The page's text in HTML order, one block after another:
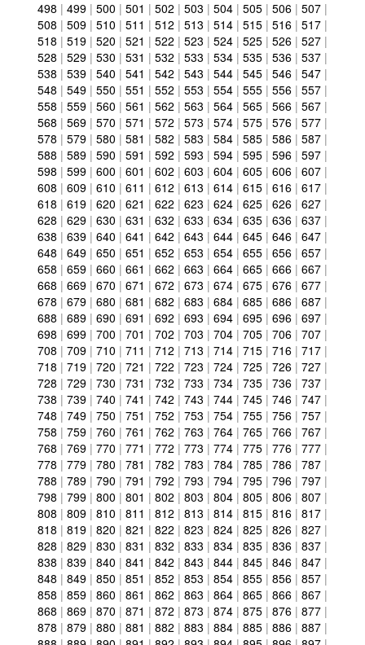
498 | 499 | 500 | 501 | 502 | 503 | 504 | 505 | 506 | 507 |
508 | 509 | 510 | 511 | 512 | 513 | 514 | 515 | 516 | 517 |
518 | 519 | 520 | 521 | 522 | 523 | 524 | 525 | 526 | 527 |
528 | 529 | 530 | 531 | 532 | 533 | 534 | 535 | 536 | 537 |
538 | 539 | 540 | 541 | 542 | 543 | 544 | 545 | 546 | 547 |
548 | 549 | 550 | 551 | 552 | 553 | 554 | 555 | 556 | 557 |
558 | 559 | 560 | 561 | 562 | 563 | 564 | 565 | 566 | 567 |
568 | 569 | 570 | 571 | 572 | 573 | 574 | 575 | 576 | 577 |
578 | 579 | 580 | 581 | 582 | 583 | 584 | 585 | 586 | 587 |
588 | 589 | 590 | 591 | 592 | 593 | 594 | 595 | 596 | 597 |
598 | 599 | 600 | 601 | 602 | 603 | 604 | 605 | 606 | 607 |
608 | 609 | 610 | 611 | 612 | 613 | 614 | 615 | 616 | 617 |
618 | 619 | 620 | 621 | 622 | 623 | 624 | 625 | 626 | 627 |
628 | 629 | 630 | 631 | 632 | 633 | 634 | 635 | 636 | 637 |
638 | 639 | 640 | 641 | 642 | 643 | 644 | 645 | 646 | 647 |
648 | 649 | 650 | 651 | 652 | 653 | 654 | 655 | 656 | 657 |
658 | 659 | 660 | 661 | 662 | 663 | 664 | 665 | 666 | 667 |
668 | 669 | 670 | 671 | 672 | 673 | 674 | 675 | 676 | 677 |
678 | 679 | 680 | 681 | 682 | 683 | 684 | 685 | 686 | 687 |
688 | 689 | 690 | 691 | 692 | 693 | 694 | 695 | 696 | 697 |
698 | 699 | 700 | 701 | 702 | 703 | 704 | 705 | 706 | 707 |
708 | 709 | 710 | 711 | 712 | 713 | 714 | 715 | 716 | 717 |
718 | 719 | 720 | 721 | 722 | 723 | 724 | 725 | 726 | 727 |
728 | 729 | 730 | 731 | 732 | 733 | 734 | 735 | 736 | 737 |
738 | 739 | 740 | 741 | 742 | 743 | 744 | 745 | 746 | 747 |
748 | 749 | 750 | 751 | 752 | 753 | 754 | 755 | 756 | 757 |
758 | 759 | 760 | 761 | 762 | 763 | 764 | 765 | 766 | 767 |
768 | 769 | 770 | 771 | 772 | 773 | 774 | 775 | 776 | 777 |
778 | 779 | 780 | 781 | 782 | 783 | 784 | 785 | 786 | 787 |
788 | 789 | 790 | 791 | 792 | 793 | 794 | 795 | 796 | 797 |
798 | 799 | 800 | 801 | 802 | 803 | 804 | 805 | 806 | 807 |
808 | 809 | 810 | 811 | 812 | 813 | 814 | 815 | 816 | 817 |
818 | 819 | 820 | 821 | 822 | 823 | 824 | 825 | 826 | 827 |
828 | 829 | 830 | 831 | 832 | 833 | 834 | 835 | 836 | 837 |
838 | 839 | 840 | 841 | 842 | 843 | 844 | 845 | 846 | 847 |
848 | 849 | 850 | 851 | 852 | 853 | 854 | 855 | 856 | 857 |
858 | 859 | 860 | 861 | 862 | 863 | 864 | 865 | 866 | 867 |
868 | 869 | 870 | 871 | 872 | 873 | 874 | 875 | 876 | 877 |
878 | 879 | 880 | 881 | 882 | 883 | 884 | 885 | 886 | 887 |